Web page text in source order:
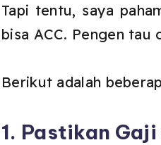
Tapi tentu, saya
bisa ACC. Pengen tau
Berikut adalah
1. Pastikan